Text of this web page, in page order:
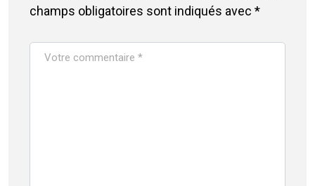
champs obligatoires sont indiqués avec *